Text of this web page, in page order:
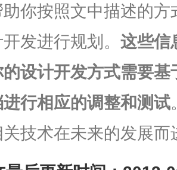
助你按照文中描述的
开发进行规划。这些信
的设计开发方式需要
进行相应的调整和测试
关技术在未来的发展而